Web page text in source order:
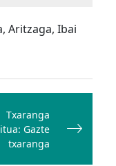
Aritzaga, Ibai
Txaranga
Gazte
txaranga